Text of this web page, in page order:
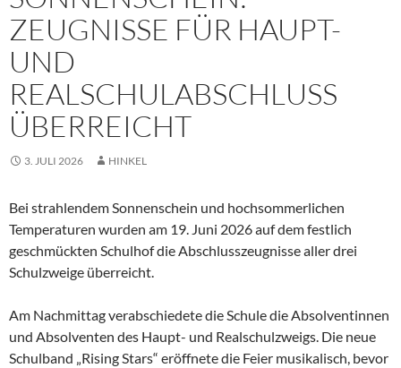
ZEUGNISSE FÜR HAUPT-
UND
REALSCHULABSCHLUSS
ÜBERREICHT
3. JULI 2026 HINKEL
Bei strahlendem Sonnenschein und hochsommerlichen
Temperaturen wurden am 19. Juni 2026 auf dem festlich
geschmückten Schulhof die Abschlusszeugnisse aller drei
Schulzweige überreicht.
Am Nachmittag verabschiedete die Schule die Absolventinnen
und Absolventen des Haupt- und Realschulzweigs. Die neue
Schulband „Rising Stars“ eröffnete die Feier musikalisch, bevor